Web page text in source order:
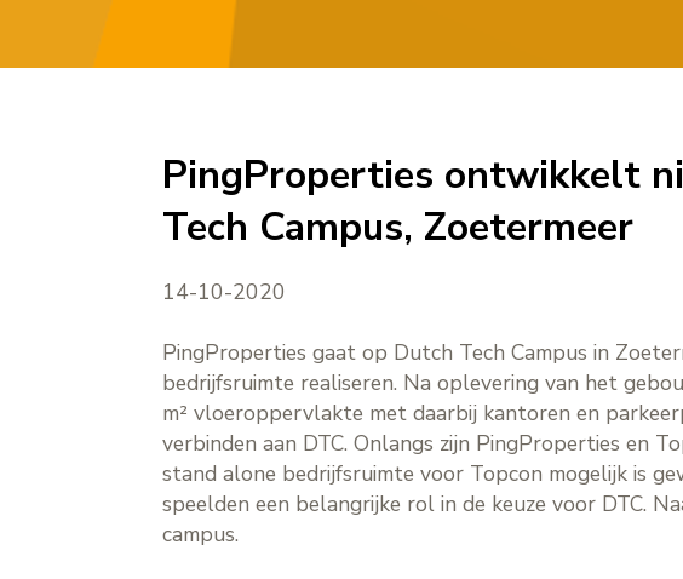
PingProperties ontwikkelt
Tech Campus, Zoetermeer
14-10-2020
PingProperties gaat op Dutch Tech Campus in
bedrijfsruimte realiseren. Na oplevering van het
m² vloeroppervlakte met daarbij kantoren en
verbinden aan DTC. Onlangs zijn PingProperties en
stand alone bedrijfsruimte voor Topcon mogelijk is
speelden een belangrijke rol in de keuze voor DTC.
campus.